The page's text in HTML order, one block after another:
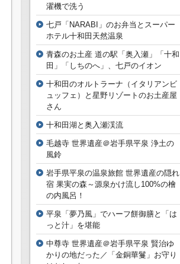
濯機で洗う
七戸「NARABI」のお弁当とスーパー
ホテル十和田天然温泉
青森のお土産 道の駅「奥入瀬」「十和
田」「しちのへ」、七戸のイオン
十和田のオルトラーナ（イタリアンビ
ュッフェ）と星野リゾートのお土産屋
さん
十和田湖と奥入瀬渓流
毛越寺 世界遺産＠岩手県平泉 浄土の
風鈴
岩手県平泉の温泉旅館 世界遺産の隠れ
宿 果実の森～源泉かけ流し100%の檜
の内風呂！
平泉「夢乃風」でハーフ餅御膳と「は
っと汁」を堪能
中尊寺 世界遺産＠岩手県平泉 賢治ゆ
かりの地だった／「金銅華鬘」お守り